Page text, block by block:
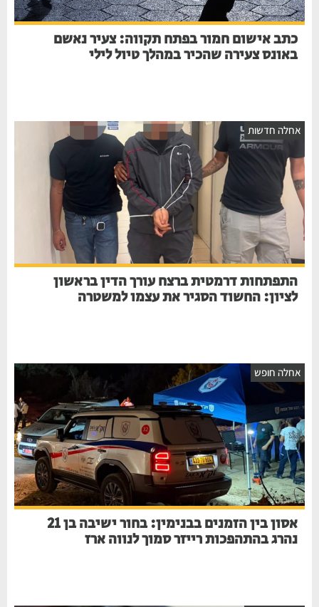
כתב אישום חמור בפתח תקווה: צעיר נאשם
באונס צעירה שהכיר במהלך טיול לילי
אחלה חדשות
התפתחות דרמטית ברצח עורך הדין בראשון
לציון: החשוד הסגיר את עצמו למשטרה
אחלה חופש
אסון בין הזמנים בבנימין: בחור ישיבה בן 21
נהרג בהתהפכות רייזר סמוך לנווה ארז